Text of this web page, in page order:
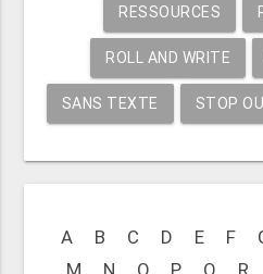
RESSOURCES
ROLL AND WRITE
SANS TEXTE STOP
A B C D E F